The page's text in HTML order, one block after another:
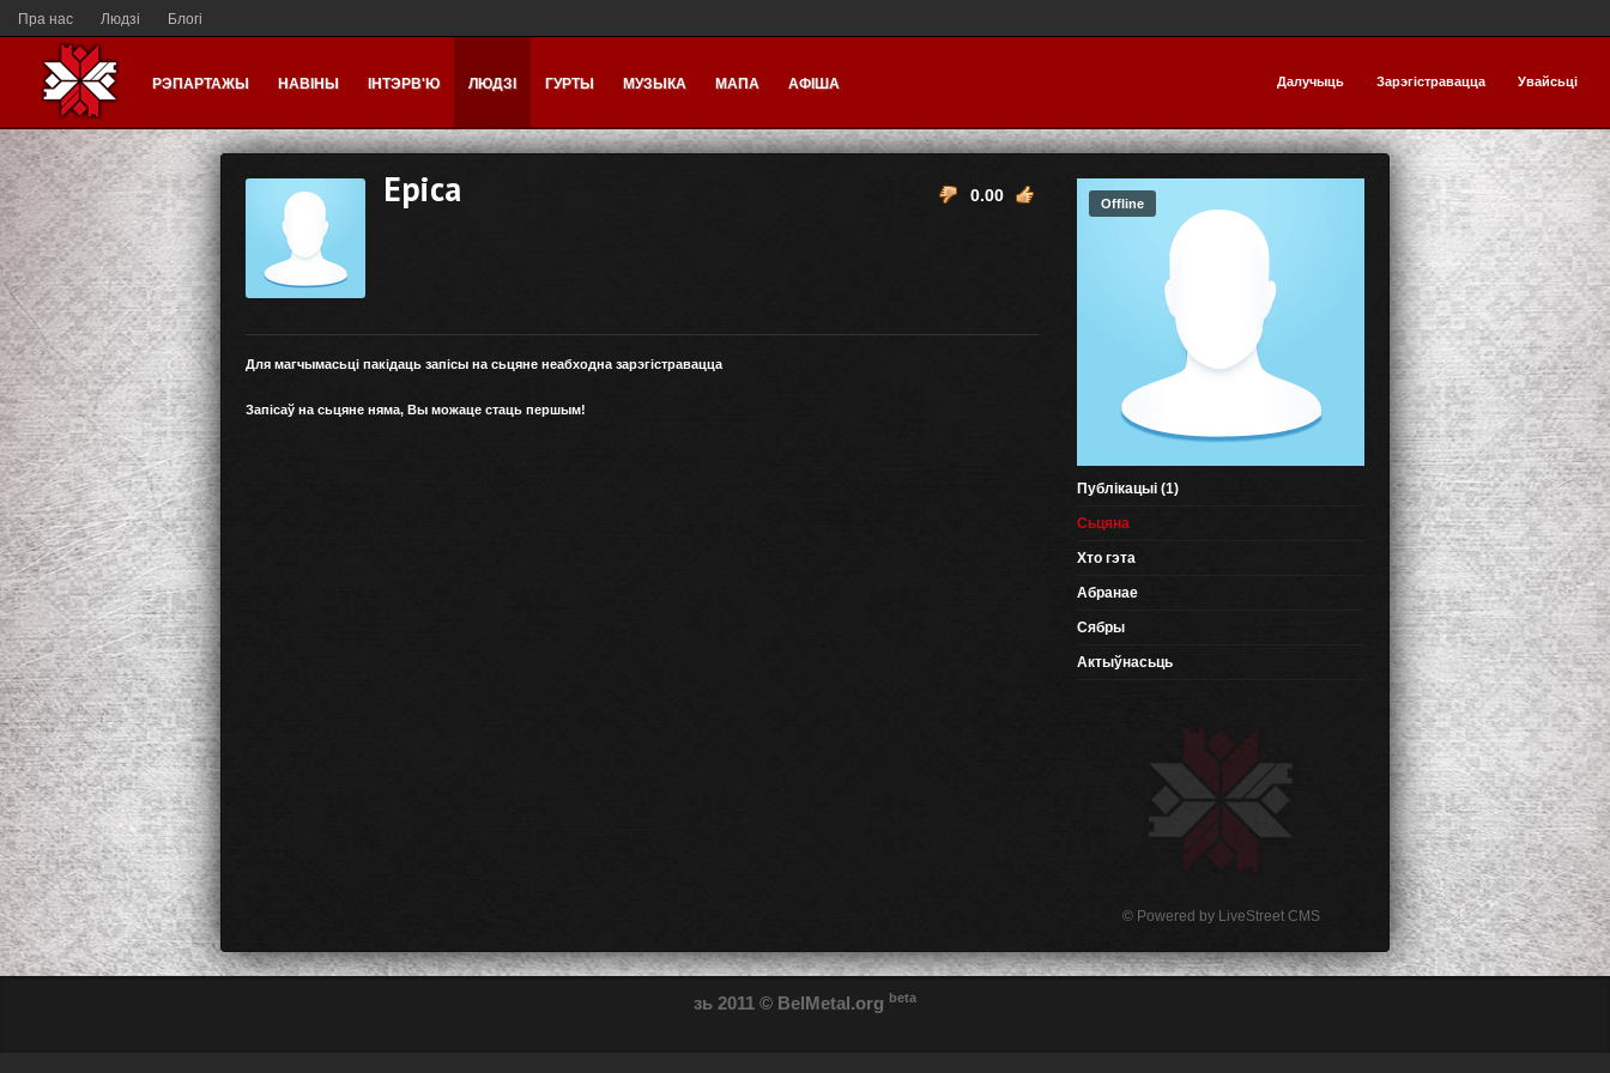
Пра нас Людзі Блогі
Далучыць Зарэгістравацца Увайсьці
РЭПАРТАЖЫ НАВІНЫ ІНТЭРВ'Ю ЛЮДЗІ ГУРТЫ МУЗЫКА МАПА АФІША
Offline
Публікацыі (1)
Сьцяна
Хто гэта
Абранае
Сябры
Актыўнасьць
© Powered by LiveStreet CMS
Epica 0.00
Для магчымасьці пакідаць запісы на сьцяне неабходна зарэгістравацца
Запісаў на сьцяне няма, Вы можаце стаць першым!
зь 2011 © BelMetal.org beta